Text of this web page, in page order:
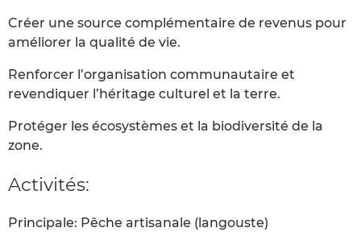
Créer une source complémentaire de revenus pour
améliorer la qualité de vie.
Renforcer l’organisation communautaire et
revendiquer l’héritage culturel et la terre.
Protéger les écosystèmes et la biodiversité de la
zone.
Activités:
Principale: Pêche artisanale (langouste)